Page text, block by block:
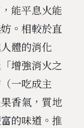
能平息火能
。相較於直
體的消化
增強消火之
一吃成主
香氣，質地
的味道。推